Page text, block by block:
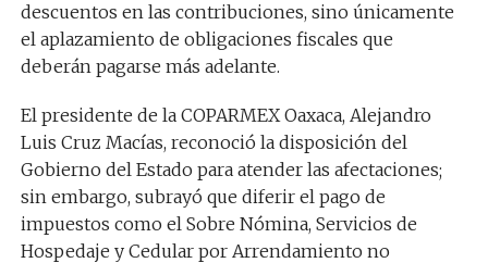
descuentos en las contribuciones, sino únicamente
el aplazamiento de obligaciones fiscales que
deberán pagarse más adelante.
El presidente de la COPARMEX Oaxaca, Alejandro
Luis Cruz Macías, reconoció la disposición del
Gobierno del Estado para atender las afectaciones;
sin embargo, subrayó que diferir el pago de
impuestos como el Sobre Nómina, Servicios de
Hospedaje y Cedular por Arrendamiento no